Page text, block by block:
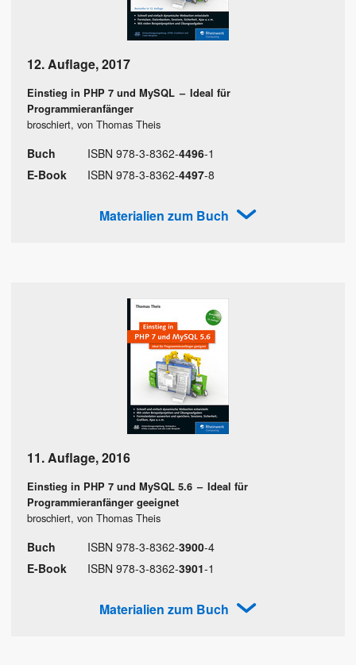
12. Auflage,2017
Einstieg in PHP 7 und MySQL – Ideal für
Programmieranfänger
broschiert, von Thomas Theis
Buch ISBN 978-3-8362-4496-1
E-Book
ISBN 978-3-8362-4497-8
Materialien zum Buch
11. Auflage,2016
Einstieg in PHP 7 und MySQL 5.6 – Ideal für
Programmieranfänger geeignet
broschiert, von Thomas Theis
Buch ISBN 978-3-8362-3900-4
E-Book
ISBN 978-3-8362-3901-1
Materialien zum Buch